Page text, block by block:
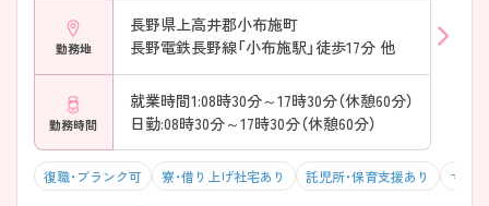
勤務地
長野県上高井郡小布施町
長野電鉄長野線「小布施駅」徒歩17分 他
勤務時間
就業時間1:08時30分～17時30分（休憩60分）
日勤:08時30分～17時30分（休憩60分）
復職・ブランク可 寮・借り上げ社宅あり 託児所・保育支援あり マイ